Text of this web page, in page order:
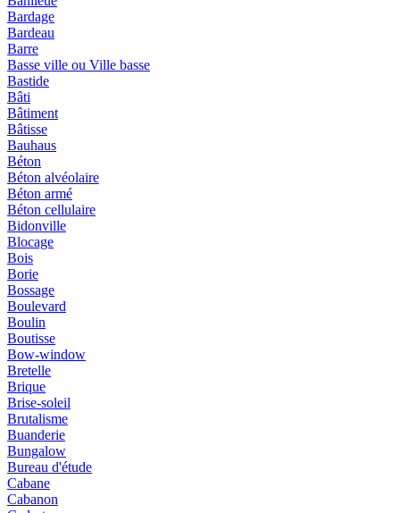
Bardage
Bardeau
Barre
Basse ville ou Ville basse
Bastide
Bâti
Bâtiment
Bâtisse
Bauhaus
Béton
Béton alvéolaire
Béton armé
Béton cellulaire
Bidonville
Blocage
Bois
Borie
Bossage
Boulevard
Boulin
Boutisse
Bow-window
Bretelle
Brique
Brise-soleil
Brutalisme
Buanderie
Bungalow
Bureau d'étude
Cabane
Cabanon